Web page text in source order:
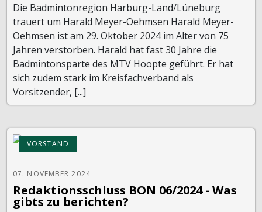
Die Badmintonregion Harburg-Land/Lüneburg
trauert um Harald Meyer-Oehmsen Harald Meyer-
Oehmsen ist am 29. Oktober 2024 im Alter von 75
Jahren verstorben. Harald hat fast 30 Jahre die
Badmintonsparte des MTV Hoopte geführt. Er hat
sich zudem stark im Kreisfachverband als
Vorsitzender, [...]
VORSTAND
07. NOVEMBER 2024
Redaktionsschluss BON 06/2024 - Was
gibts zu berichten?